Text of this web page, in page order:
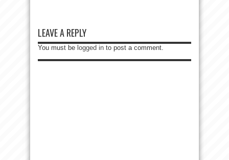
LEAVE A REPLY
You must be logged in to post a comment.